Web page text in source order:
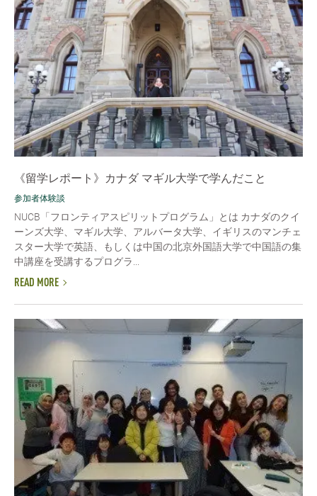
《留学レポート》カナダ マギル大学で学んだこと
参加者体験談
NUCB「フロンティアスピリットプログラム」とは カナダのクイ
ーンズ大学、マギル大学、アルバータ大学、イギリスのマンチェ
スター大学で英語、もしくは中国の北京外国語大学で中国語の集
中講座を受講するプログラ...
READ MORE